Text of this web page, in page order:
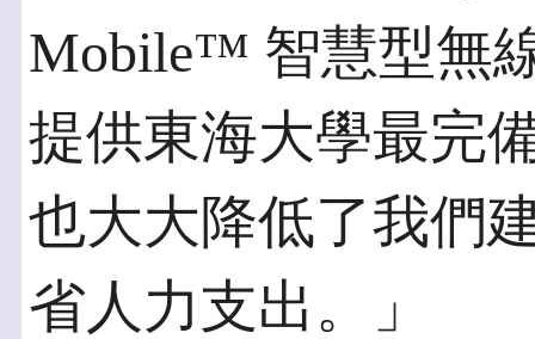
Mobile™ 智慧型無
提供東海大學最完
也大大降低了我們
省人力支出。」